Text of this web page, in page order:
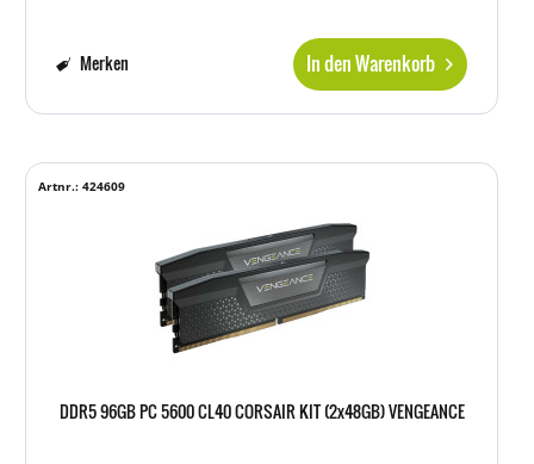
In den Warenkorb
Merken
DDR5 96GB PC 5600 CL40 CORSAIR KIT (2x48GB) VENGEANCE
Artnr.: 424609